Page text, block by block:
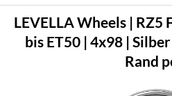
LEVELLA Wheels | RZ5
bis ET50 | 4x98 |
Rand